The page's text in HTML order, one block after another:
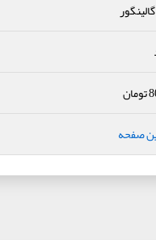
تومان
صفحه